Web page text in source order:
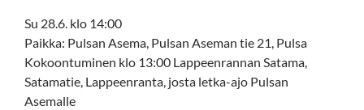
Su 28.6. klo 14:00
Paikka: Pulsan Asema, Pulsan Aseman tie 21, Pulsa
Kokoontuminen klo 13:00 Lappeenrannan Satama,
Satamatie, Lappeenranta, josta letka-ajo Pulsan
Asemalle